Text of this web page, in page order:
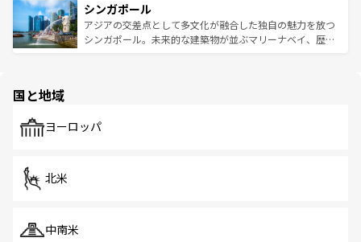
参照してほしい。
激する。気候は一年中温暖で、どの季節にも異なる楽しみ
が待っている。親しみやすいタイの人々、仏教を中心とし
た文化、そして多様な観光資源が、訪れる旅人を魅了し続
み、どこを訪れても感動するはず。観光スポットが密集し
ており、効率よく見どころを回れるのも魅力。息をのむよ
うな絶景から文化的な体験まで、香港を存分に楽しみ尽く
シンガポール
アジアの交差点として多文化が融合した独自の魅力を放つ
シンガポール。未来的な建築物が並ぶマリーナベイ、歴史
で、ホーカーズは地元の風情を楽しめる外せないスポット
国と地域
ヨーロッパ
北米
中南米